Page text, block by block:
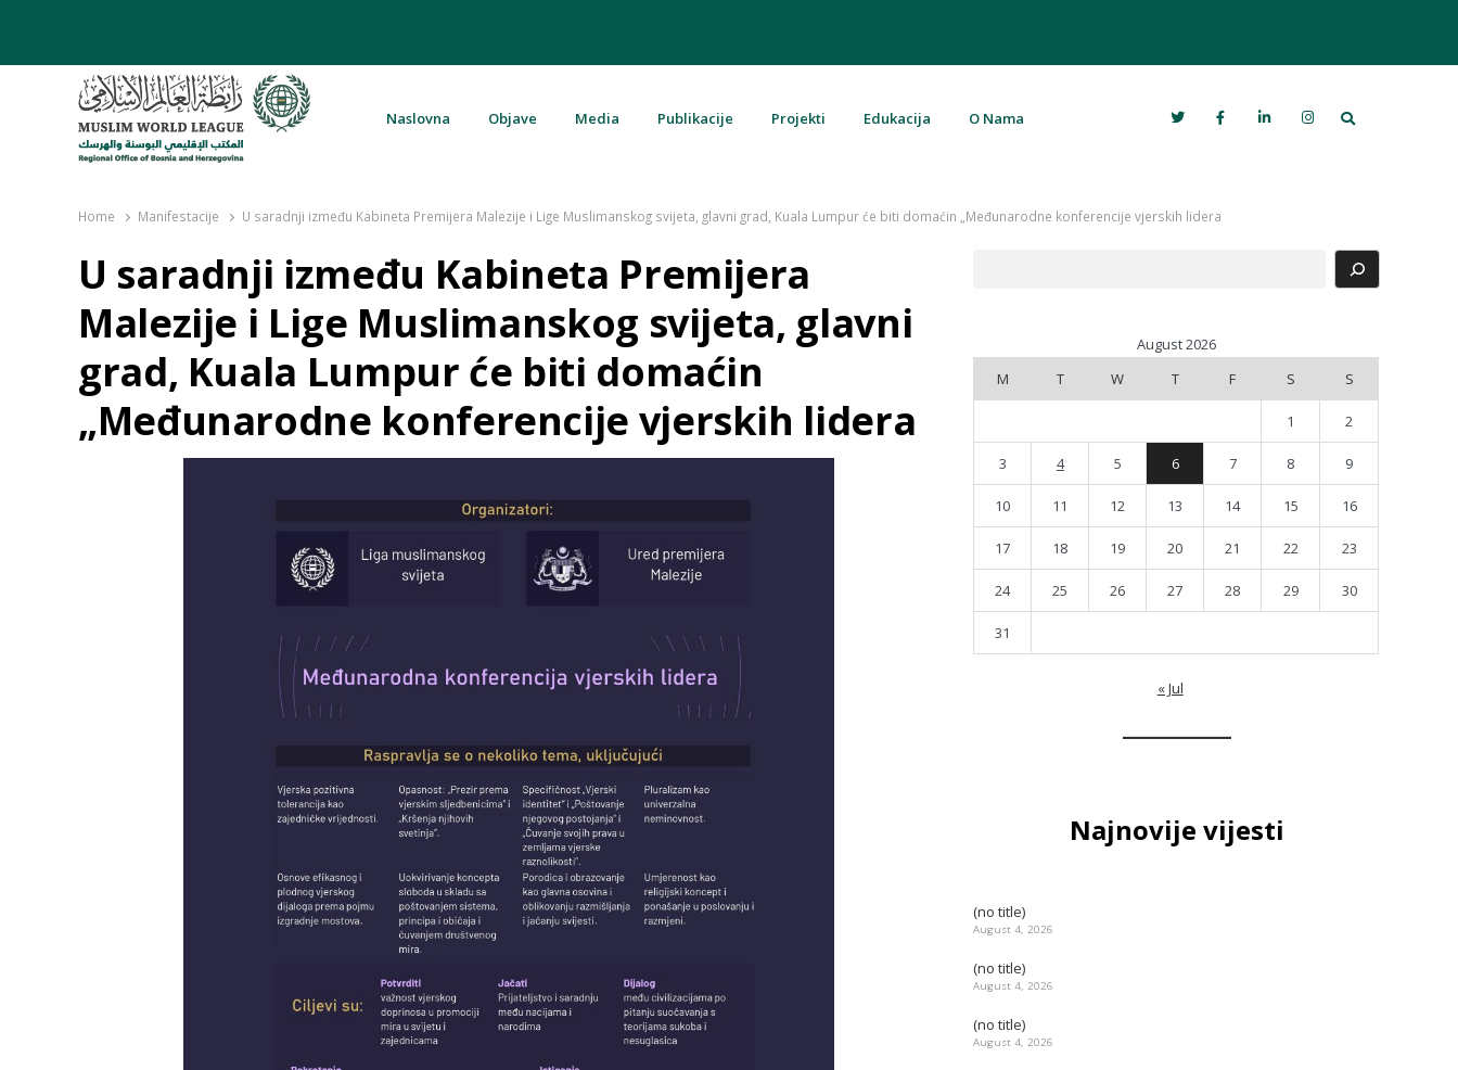
Naslovna Objave Media Publikacije Projekti Edukacija O Nama Search
Home Manifestacije U saradnji između Kabineta Premijera Malezije i Lige Muslimanskog svijeta, glavni grad, Kuala Lumpur će biti domaćin „Međunarodne konferencije vjerskih lidera
U saradnji između Kabineta Premijera
Malezije i Lige Muslimanskog svijeta, glavni
grad, Kuala Lumpur će biti domaćin
„Međunarodne konferencije vjerskih lidera
August 2026
M
T W T F S S
1 2
3 4 5 6 7 8 9
10 11 12 13 14 15 16
17 18 19 20 21 22 23
24 25 26 27 28 29 30
31
« Jul
Najnovije vijesti
(no title)
August 4, 2026
(no title)
August 4, 2026
(no title)
August 4, 2026